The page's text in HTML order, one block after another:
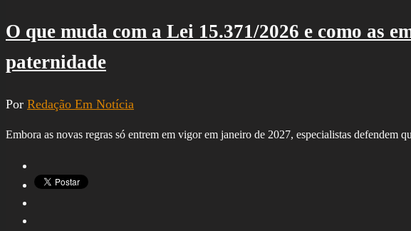
O que muda com a Lei 15.371/2026 e como as
paternidade
Por Redação Em Notícia
Embora as novas regras só entrem em vigor em janeiro de 2027, especialistas defendem